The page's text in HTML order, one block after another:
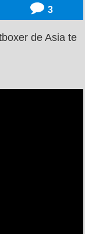
3
de Asia te